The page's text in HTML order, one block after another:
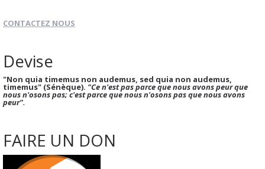
CONTACTEZ NOUS
Devise
"Non quia timemus non audemus, sed quia non audemus,
timemus" (Sénèque). "Ce n'est pas parce que nous avons peur que
nous n'osons pas; c'est parce que nous n'osons pas que nous avons
peur".
FAIRE UN DON